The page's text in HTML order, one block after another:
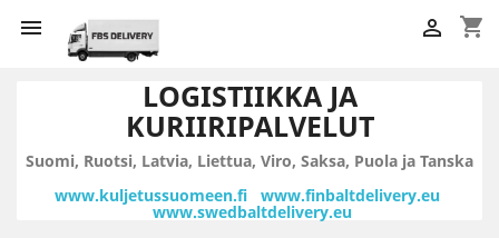
 shopping_cart

LOGISTIIKKA JA
KURIIRIPALVELUT
Suomi, Ruotsi, Latvia, Liettua, Viro, Saksa, Puola ja Tanska
www.kuljetussuomeen.fi www.finbaltdelivery.eu
www.swedbaltdelivery.eu